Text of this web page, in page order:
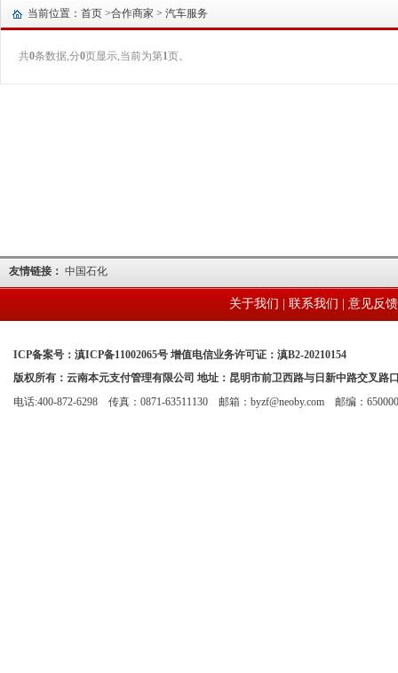
当前位置：首页 >合作商家 > 汽车服务
共0条数据,分0页显示,当前为第1页。
友情链接： 中国石化
关于我们 联系我们 意见反馈
ICP备案号：滇ICP备11002065号 增值电信业务许可证：滇B2-20210154
版权所有：云南本元支付管理有限公司 地址：昆明市前卫西路与日新中路交叉
电话:400-872-6298 传真：0871-63511130 邮箱：byzf@neoby.com 邮编：